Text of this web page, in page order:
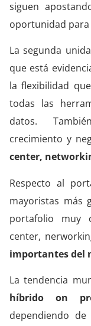
siguen
oportunidad para
La segunda
que está
la flexibilidad
todas las
datos.
crecimiento y
center,
Respecto al
mayoristas más
portafolio muy
center,
importantes del
La tendencia
híbrido on
dependiendo